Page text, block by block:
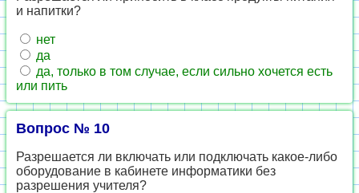
и напитки?
нет
да
да, только в том случае, если сильно хочется есть
или пить
Вопрос № 10
Разрешается ли включать или подключать какое-либо
оборудование в кабинете информатики без
разрешения учителя?